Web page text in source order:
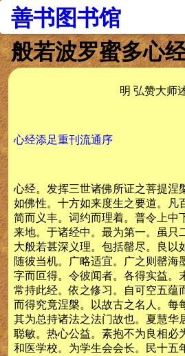
善书图书馆
般若波罗蜜多心
明 弘赞大师
心经添足重刊流通序
心经。发挥三世诸佛所证之菩提涅
如佛性。十方如来度生之要道。凡
简而义丰。词约而理着。普令上中
来地。于诸经中。最为第一。虽只
大般若甚深义理。包括罄尽。良以
随彼当机。广略适宜。广之则罄海
字而叵得。令彼闻者。各得实益。
常持此经。依之修习。自可空五蕴
而得究竟涅槃。以故古之名人。每
其为总持诸法之法门故也。夏慧华
聪敏。热心公益。素抱不为良相必
和医学校。为学生会会长。民十五